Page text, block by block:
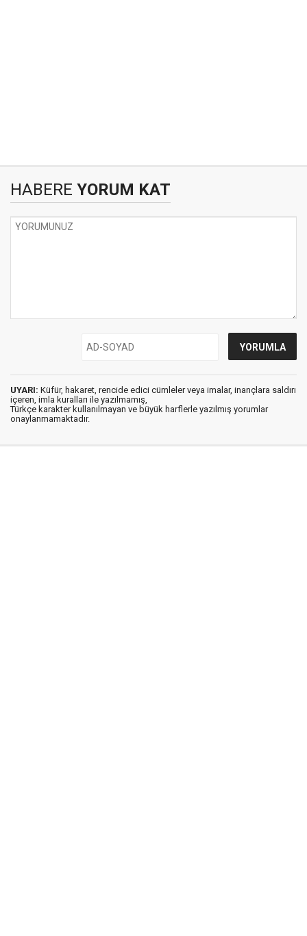
HABERE YORUM KAT
UYARI: Küfür, hakaret, rencide edici cümleler veya imalar, inançlara saldırı
içeren, imla kuralları ile yazılmamış,
Türkçe karakter kullanılmayan ve büyük harflerle yazılmış yorumlar
onaylanmamaktadır.